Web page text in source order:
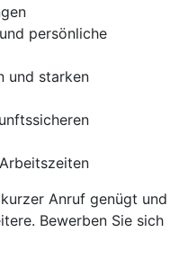
persönliche
und starken
Anruf genügt und
Bewerben Sie sich